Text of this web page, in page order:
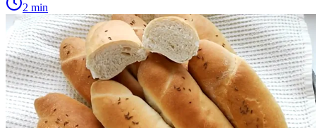
2 min